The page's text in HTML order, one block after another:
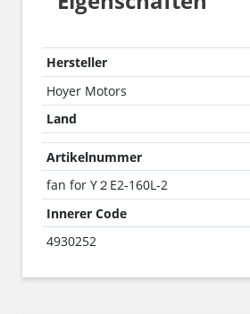
Hersteller
Hoyer Motors
Land
Artikelnummer
fan for Y２E2-160L-2
Innerer Code
4930252